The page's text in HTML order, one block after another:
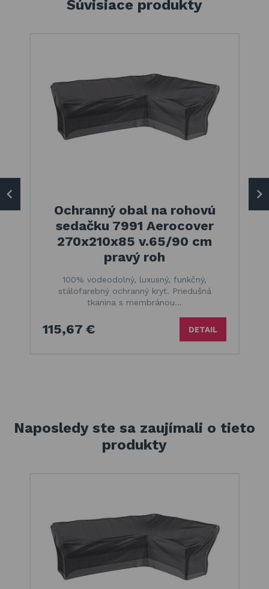
Súvisiace produkty
Ochranný obal na rohovú
sedačku 7991 Aerocover
270x210x85 v.65/90 cm
pravý roh
100% vodeodolný, luxusný, funkčný,
stálofarebný ochranný kryt. Priedušná
tkanina s membránou…
115,67 € DETAIL
Naposledy ste sa zaujímali o tieto
produkty